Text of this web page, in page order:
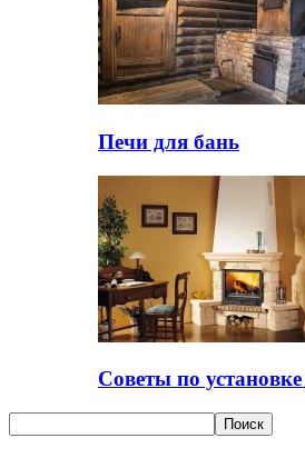
Печи для бань
Советы по